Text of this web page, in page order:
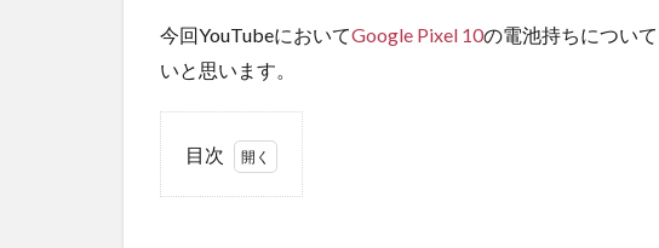
今回YouTubeにおいてGoogle Pixel 10の電池持ちについ
いと思います。
目次